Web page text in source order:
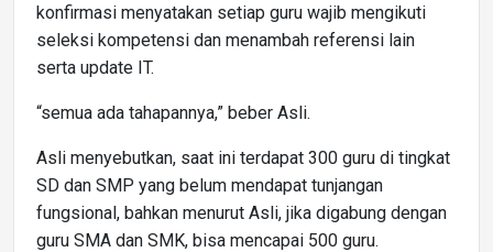
konfirmasi menyatakan setiap guru wajib mengikuti
seleksi kompetensi dan menambah referensi lain
serta update IT.
“semua ada tahapannya,” beber Asli.
Asli menyebutkan, saat ini terdapat 300 guru di tingkat
SD dan SMP yang belum mendapat tunjangan
fungsional, bahkan menurut Asli, jika digabung dengan
guru SMA dan SMK, bisa mencapai 500 guru.